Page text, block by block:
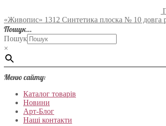
«Живопис» 1312 Синтетика плоска № 10 довга
Пошук…
Пошук
×
Меню сайту:
Каталог товарів
Новини
Арт-Блог
Наші контакти